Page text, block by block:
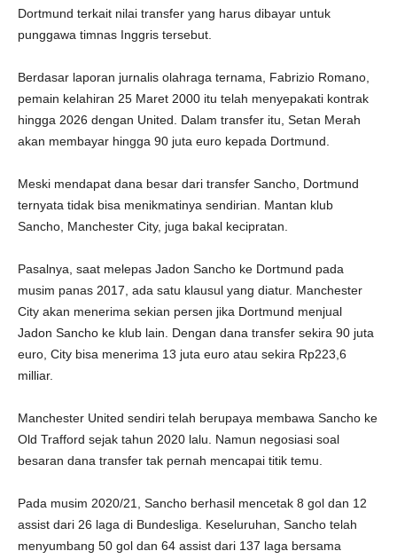
Dortmund terkait nilai transfer yang harus dibayar untuk
punggawa timnas Inggris tersebut.
Berdasar laporan jurnalis olahraga ternama, Fabrizio Romano,
pemain kelahiran 25 Maret 2000 itu telah menyepakati kontrak
hingga 2026 dengan United. Dalam transfer itu, Setan Merah
akan membayar hingga 90 juta euro kepada Dortmund.
Meski mendapat dana besar dari transfer Sancho, Dortmund
ternyata tidak bisa menikmatinya sendirian. Mantan klub
Sancho, Manchester City, juga bakal kecipratan.
Pasalnya, saat melepas Jadon Sancho ke Dortmund pada
musim panas 2017, ada satu klausul yang diatur. Manchester
City akan menerima sekian persen jika Dortmund menjual
Jadon Sancho ke klub lain. Dengan dana transfer sekira 90 juta
euro, City bisa menerima 13 juta euro atau sekira Rp223,6
milliar.
Manchester United sendiri telah berupaya membawa Sancho ke
Old Trafford sejak tahun 2020 lalu. Namun negosiasi soal
besaran dana transfer tak pernah mencapai titik temu.
Pada musim 2020/21, Sancho berhasil mencetak 8 gol dan 12
assist dari 26 laga di Bundesliga. Keseluruhan, Sancho telah
menyumbang 50 gol dan 64 assist dari 137 laga bersama